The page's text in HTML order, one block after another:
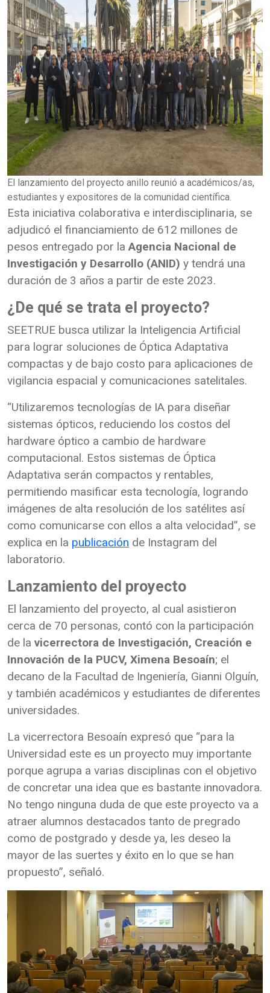
El lanzamiento del proyecto anillo reunió a académicos/as,
estudiantes y expositores de la comunidad científica.
Esta iniciativa colaborativa e interdisciplinaria, se
adjudicó el financiamiento de 612 millones de
pesos entregado por laAgencia Nacional de
Investigación y Desarrollo (ANID) y tendrá una
duración de 3 años a partir de este 2023.
¿De qué se trata el proyecto?
SEETRUE busca utilizar la Inteligencia Artificial
para lograr soluciones de Óptica Adaptativa
compactas y de bajo costo para aplicaciones de
vigilancia espacial y comunicaciones satelitales.
“Utilizaremos tecnologías de IA para diseñar
sistemas ópticos, reduciendo los costos del
hardware óptico a cambio de hardware
computacional. Estos sistemas de Óptica
Adaptativa serán compactos y rentables,
permitiendo masificar esta tecnología, logrando
imágenes de alta resolución de los satélites así
como comunicarse con ellos a alta velocidad”, se
explica en la publicación de Instagram del
laboratorio.
Lanzamiento del proyecto
El lanzamiento del proyecto, al cual asistieron
cerca de 70 personas, contó con la participación
de la vicerrectora de Investigación, Creación e
Innovación de la PUCV, Ximena Besoaín; el
decano de la Facultad de Ingeniería, Gianni Olguín,
y también académicos y estudiantes de diferentes
universidades.
La vicerrectora Besoaín expresó que “para la
Universidad este es un proyecto muy importante
porque agrupa a varias disciplinas con el objetivo
de concretar una idea que es bastante innovadora.
No tengo ninguna duda de que este proyecto va a
atraer alumnos destacados tanto de pregrado
como de postgrado y desde ya, les deseo la
mayor de las suertes y éxito en lo que se han
propuesto”, señaló.